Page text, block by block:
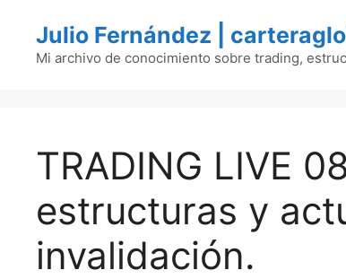
contenido
Julio Fernández |
Mi archivo de conocimiento sobre trading,
TRADING LIVE
estructuras y
invalidación.